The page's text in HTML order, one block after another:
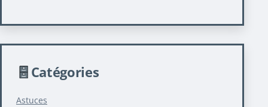
Catégories
Astuces